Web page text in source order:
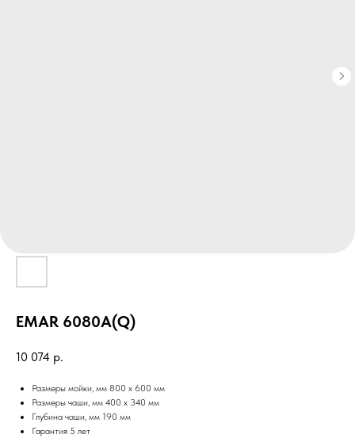
EMAR 6080A(Q)
10 074 р.
Размеры мойки, мм 800 x 600 мм
Размеры чаши, мм 400 x 340 мм
Глубина чаши, мм 190 мм
Гарантия 5 лет